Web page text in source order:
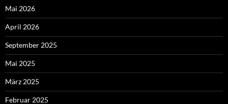
Mai 2026
April 2026
September 2025
Mai 2025
März 2025
Februar 2025